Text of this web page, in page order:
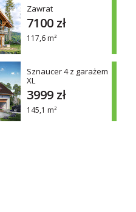
Zawrat
117,6 m²
7100 zł
Sznaucer 4 z garażem
XL
145,1 m²
3999 zł